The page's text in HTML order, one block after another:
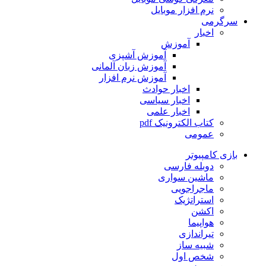
نرم افزار موبایل
آموزش
آموزش آشپزی
آموزش زبان آلمانی
آموزش نرم افزار
اخبار حوادث
اخبار سیاسی
اخبار علمی
کتاب الکترونیک pdf
عمومی
کامپیوتر
دوبله فارسی
ماشین سواری
ماجراجویی
استراتژیک
تیراندازی
شبیه ساز
شخص اول